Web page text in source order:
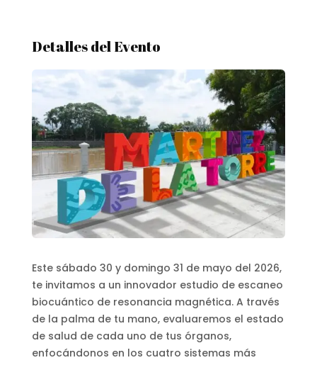
Detalles del Evento
Este sábado 30 y domingo 31 de mayo del 2026,
te invitamos a un innovador estudio de escaneo
biocuántico de resonancia magnética. A través
de la palma de tu mano, evaluaremos el estado
de salud de cada uno de tus órganos,
enfocándonos en los cuatro sistemas más